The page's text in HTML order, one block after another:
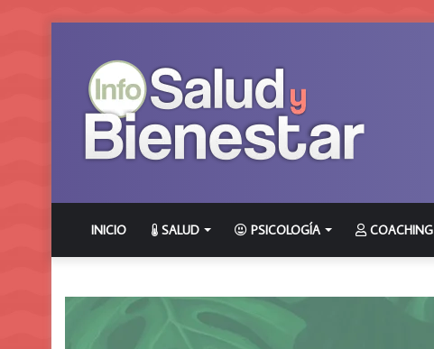
INICIO SALUD PSICOLOGÍA COACHING